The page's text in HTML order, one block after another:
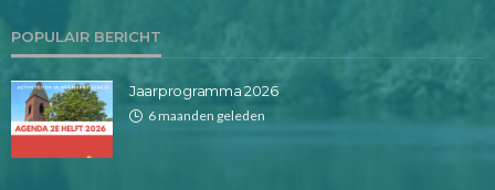
POPULAIR BERICHT
Jaarprogramma 2026
6 maanden geleden